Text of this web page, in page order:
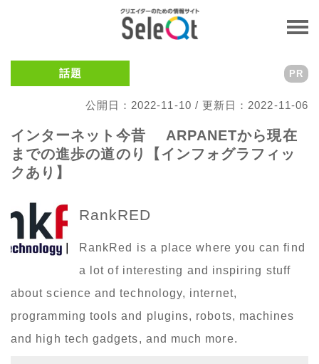
話題
公開日：2022-11-10 / 更新日：2022-11-06
PR
インターネット今昔 ARPANETから現在
までの進歩の道のり【インフォグラフィッ
クあり】
RankRED
RankRed is a place where you can find
a lot of interesting and inspiring stuff
about science and technology, internet,
programming tools and plugins, robots, machines
and high tech gadgets, and much more.